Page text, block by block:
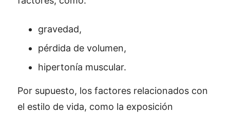
gravedad,
pérdida de volumen,
hipertonía muscular.
Por supuesto, los factores relacionados con
el estilo de vida, como la exposición